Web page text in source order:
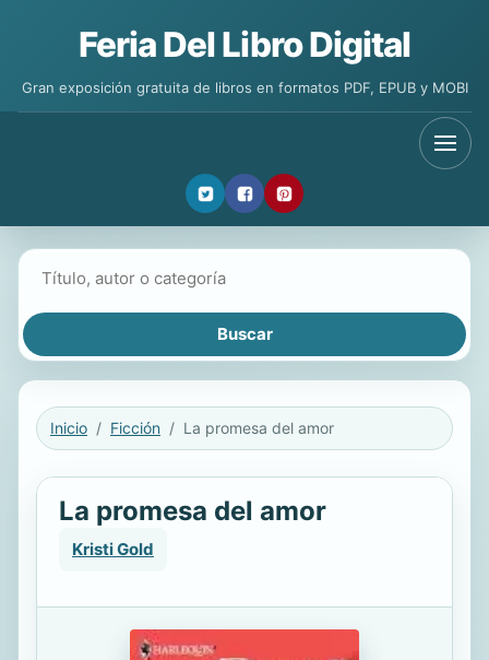
Feria Del Libro Digital
Gran exposición gratuita de libros en formatos PDF, EPUB y MOBI
Inicio Ficción La promesa del amor
La promesa del amor
Kristi Gold